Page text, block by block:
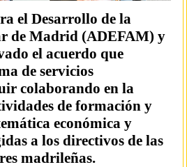
el Desarrollo de la
de Madrid (ADEFAM) y
el acuerdo que
de servicios
colaborando en la
de formación y
económica y
a los directivos de las
madrileñas.